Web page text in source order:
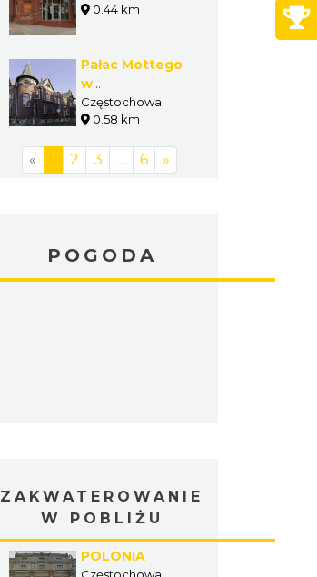
0.44 km
Pałac Mottego
w
Częstochowie
Częstochowa
0.58 km
« 1 2 3 … 6 »
POGODA
ZAKWATEROWANIE
W POBLIŻU
POLONIA